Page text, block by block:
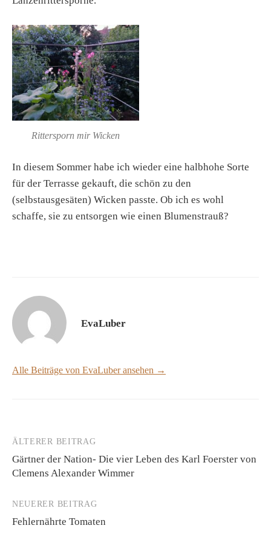
Rittersporn mir Wicken
In diesem Sommer habe ich wieder eine halbhohe Sorte
für der Terrasse gekauft, die schön zu den
(selbstausgesäten) Wicken passte. Ob ich es wohl
schaffe, sie zu entsorgen wie einen Blumenstrauß?
EvaLuber
Alle Beiträge von EvaLuber ansehen →
Beitrags-
Navigation
ÄLTERER BEITRAG
Gärtner der Nation- Die vier Leben des Karl Foerster von
Clemens Alexander Wimmer
NEUERER BEITRAG
Fehlernährte Tomaten